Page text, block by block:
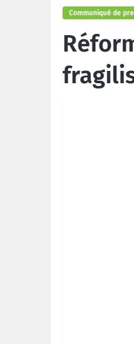
Communiqué de